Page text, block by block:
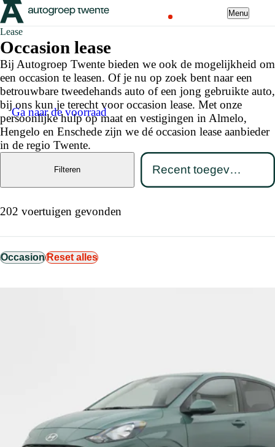
Menu
Lease
Occasion lease
Bij Autogroep Twente bieden we ook de mogelijkheid om
een occasion te leasen. Of je nu op zoek bent naar een
betrouwbare tweedehands auto of een jong gebruikte auto,
bij ons kun je terecht voor occasion lease. Met onze
persoonlijke hulp op maat en vestigingen in Almelo,
Hengelo en Enschede zijn we dé occasion lease aanbieder
in de regio Twente.
Ga naar de voorraad
202 voertuigen gevonden
Filteren
OccasionReset alles